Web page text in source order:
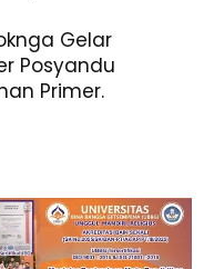
Gelar
Posyandu
Primer.